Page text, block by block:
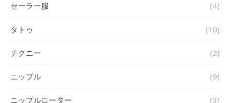
セーラー服 (4)
タトゥ (10)
チクニー (2)
ニップル (9)
ニップルローター (3)